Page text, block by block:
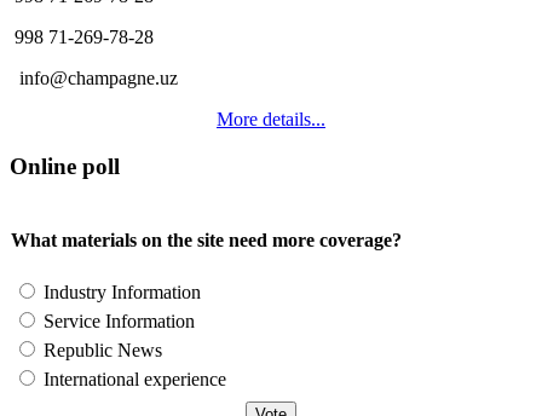
998 71-269-78-28
info@champagne.uz
More details...
Online poll
What materials on the site need more coverage?
Industry Information
Service Information
Republic News
International experience